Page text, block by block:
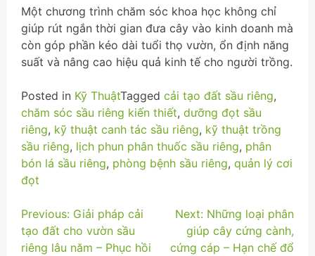
Một chương trình chăm sóc khoa học không chỉ
giúp rút ngắn thời gian đưa cây vào kinh doanh mà
còn góp phần kéo dài tuổi thọ vườn, ổn định năng
suất và nâng cao hiệu quả kinh tế cho người trồng.
Posted in Kỹ ThuậtTagged cải tạo đất sầu riêng,
chăm sóc sầu riêng kiến thiết, dưỡng đọt sầu
riêng, kỹ thuật canh tác sầu riêng, kỹ thuật trồng
sầu riêng, lịch phun phân thuốc sầu riêng, phân
bón lá sầu riêng, phòng bệnh sầu riêng, quản lý cơi
đọt
Điều
hướng
Previous: Giải pháp cải
tạo đất cho vườn sầu
riêng lâu năm – Phục hồi
Next: Những loại phân
giúp cây cứng cành,
cứng cáp – Hạn chế đổ